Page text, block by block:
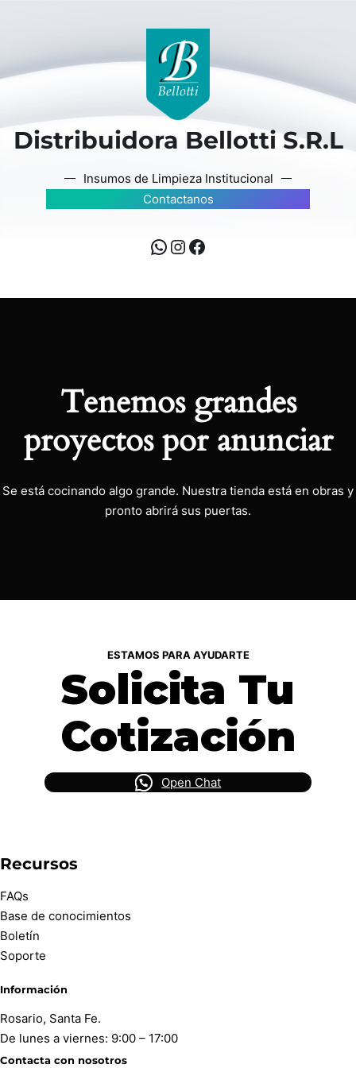
Distribuidora Bellotti S.R.L
Insumos de Limpieza Institucional
Contactanos
Tenemos grandes
proyectos por anunciar
Se está cocinando algo grande. Nuestra tienda está en obras y
pronto abrirá sus puertas.
ESTAMOS PARA AYUDARTE
Solicita Tu
Cotización
Open Chat
Recursos
FAQs
Base de conocimientos
Boletín
Soporte
Información
Rosario, Santa Fe.
De lunes a viernes: 9:00 – 17:00
Contacta con nosotros